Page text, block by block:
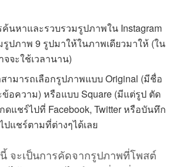
นหาและรวบรวมรูปภาพใน Instagram
ปภาพ 9 รูปมาให้ในภาพเดียวมาให้ (ใน
จจะใช้เวลานาน)
ามารถเลือกรูปภาพแบบ Original (มีชื่อ
ข้อความ) หรือแบบ Square (มีแต่รูป ตัด
แชร์ไปที่ Facebook, Twitter หรือบันทึก
แชร์ตามที่ต่างๆได้เลย
จะเป็นการคัดจากรูปภาพที่โพสต์